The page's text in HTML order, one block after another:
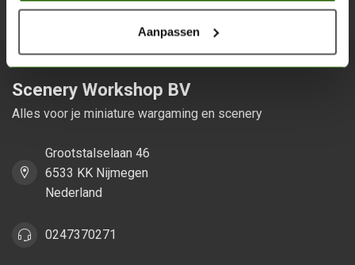
Aanpassen
Scenery Workshop BV
Alles voor je miniature wargaming en scenery
Grootstalselaan 46
6533 KK Nijmegen
Nederland
0247370271